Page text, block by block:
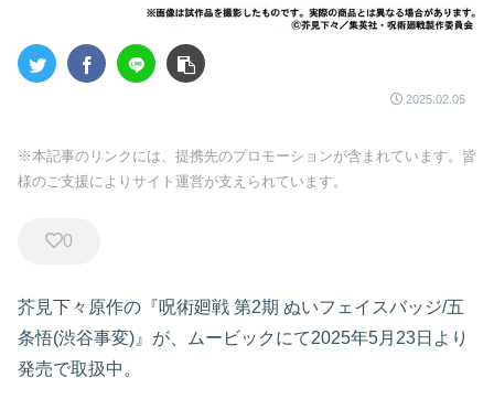
2025.02.05
※本記事のリンクには、提携先のプロモーションが含まれています。皆
様のご支援によりサイト運営が支えられています。
0
芥見下々原作の『呪術廻戦 第2期 ぬいフェイスバッジ/五
条悟(渋谷事変)』が、ムービックにて2025年5月23日より
発売で取扱中。